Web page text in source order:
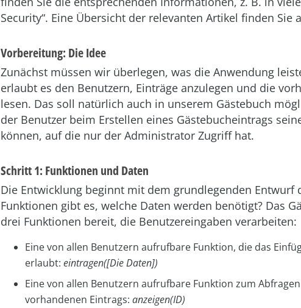
Security“. Eine Übersicht der relevanten Artikel finden Sie
Vorbereitung: Die Idee
Zunächst müssen wir überlegen, was die Anwendung
erlaubt es den Benutzern, Einträge anzulegen und die
lesen. Das soll natürlich auch in unserem Gästebuch
der Benutzer beim Erstellen eines Gästebucheintrags
können, auf die nur der Administrator Zugriff hat.
Schritt 1: Funktionen und Daten
Die Entwicklung beginnt mit dem grundlegenden Entwurf
Funktionen gibt es, welche Daten werden benötigt? Das
drei Funktionen bereit, die Benutzereingaben verarbeiten:
Eine von allen Benutzern aufrufbare Funktion, die das
erlaubt: eintragen([Die Daten])
Eine von allen Benutzern aufrufbare Funktion zum
vorhandenen Eintrags: anzeigen(ID)